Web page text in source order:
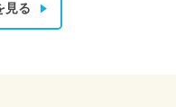
見る